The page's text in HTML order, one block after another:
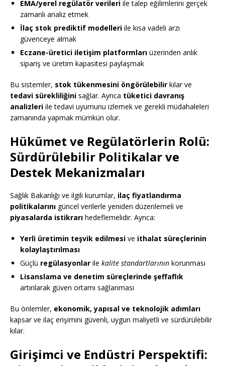
EMA/yerel regülatör verileri ile talep eğilimlerini gerçek
zamanlı analiz etmek
İlaç stok prediktif modelleri ile kısa vadeli arzı
güvenceye almak
Eczane-üretici iletişim platformları üzerinden anlık
sipariş ve üretim kapasitesi paylaşmak
Bu sistemler, stok tükenmesini öngörülebilir kılar ve
tedavi sürekliliğini sağlar. Ayrıca tüketici davranış
analizleri ile tedavi uyumunu izlemek ve gerekli müdahaleleri
zamanında yapmak mümkün olur.
Hükümet ve Regülatörlerin Rolü:
Sürdürülebilir Politikalar ve
Destek Mekanizmaları
Sağlık Bakanlığı ve ilgili kurumlar, ilaç fiyatlandırma
politikalarını güncel verilerle yeniden düzenlemeli ve
piyasalarda istikrarı hedeflemelidir. Ayrıca:
Yerli üretimin teşvik edilmesi ve ithalat süreçlerinin
kolaylaştırılması
Güçlü regülasyonlar ile kalite standartlarının korunması
Lisanslama ve denetim süreçlerinde şeffaflık
artırılarak güven ortamı sağlanması
Bu önlemler, ekonomik, yapısal ve teknolojik adımları
kapsar ve ilaç erişimini güvenli, uygun maliyetli ve sürdürülebilir
kılar.
Girişimci ve Endüstri Perspektifi: